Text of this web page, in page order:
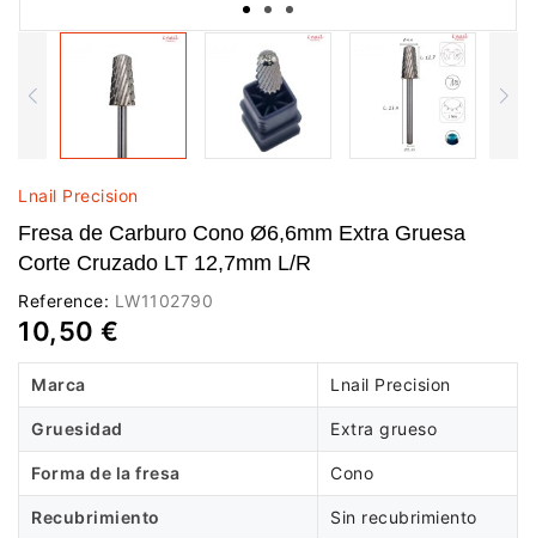
Lnail Precision
Fresa de Carburo Cono Ø6,6mm Extra Gruesa
Corte Cruzado LT 12,7mm L/R
Reference: LW1102790
10,50 €
Marca Lnail Precision
Gruesidad Extra grueso
Forma de la fresa Cono
Recubrimiento Sin recubrimiento